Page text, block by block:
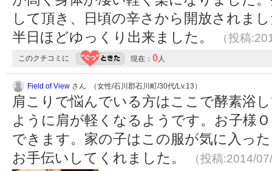
して頂き、日頃の辛さから開放されま
半日ほどゆっくり出来ました。
（投稿
このクチコミに 現在： 0 人
Field of View さん （女性/石川郡石川町/30代/Lv.13）
肩こりで悩んでいる方はここで酵素浴
ように肩が軽くなるようです。お子様
できます。家の子はこの服が気に入っ
お手伝いしてくれました。
（投稿:2014/